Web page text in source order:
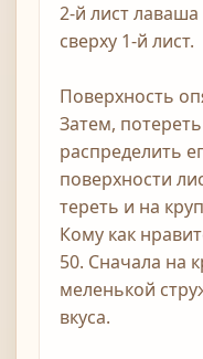
2-й лист
сверху 1-й лист.
Поверхность
Затем,
распределить
поверхности
тереть и на
Кому как
50. Сначала на
меленькой
вкуса.